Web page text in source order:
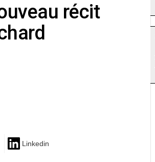
récit
Linkedin